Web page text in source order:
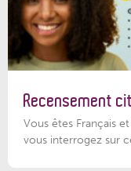
Recensement
Vous êtes Français
vous interrogez sur